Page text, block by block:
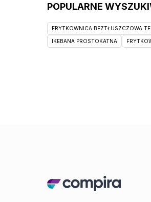
POPULARNE
FRYTKOWNICA BEZTŁUSZCZOWA
IKEBANA PROSTOKATNA